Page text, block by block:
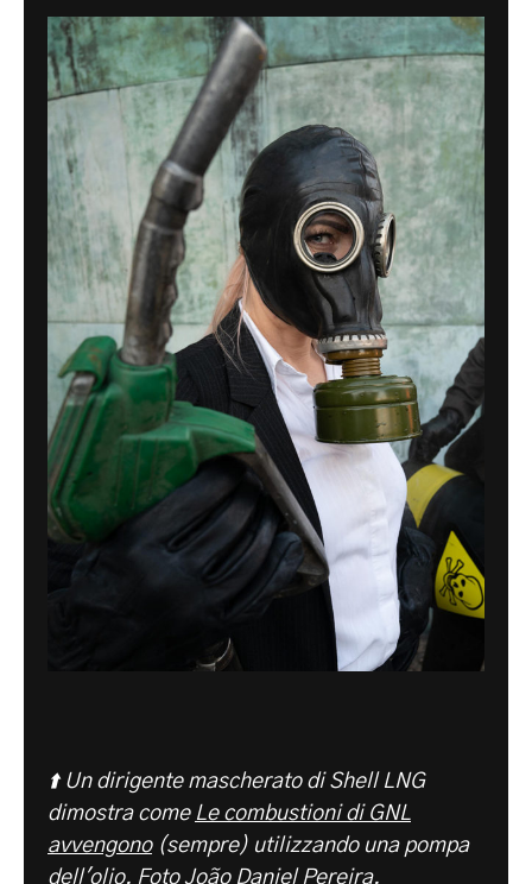
⬆️ Un dirigente mascherato di Shell LNG
dimostra come Le combustioni di GNL
avvengono(sempre) utilizzando una pompa
dell'olio. Foto João Daniel Pereira.